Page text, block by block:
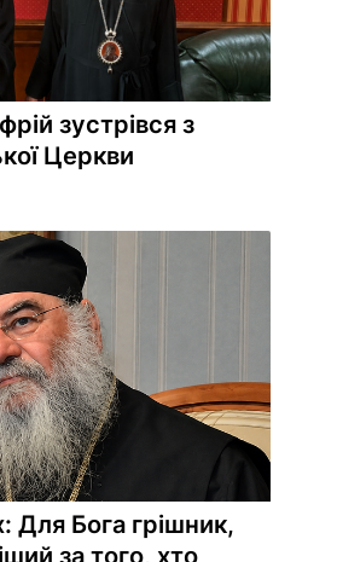
зустрівся з
Церкви
Для Бога грішник,
за того, хто